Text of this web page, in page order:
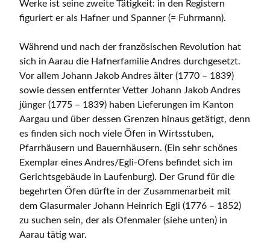
Werke ist seine zweite Tätigkeit: in den Registern
figuriert er als Hafner und Spanner (= Fuhrmann).
Während und nach der französischen Revolution hat
sich in Aarau die Hafnerfamilie Andres durchgesetzt.
Vor allem Johann Jakob Andres älter (1770 – 1839)
sowie dessen entfernter Vetter Johann Jakob Andres
jünger (1775 – 1839) haben Lieferungen im Kanton
Aargau und über dessen Grenzen hinaus getätigt, denn
es finden sich noch viele Öfen in Wirtsstuben,
Pfarrhäusern und Bauernhäusern. (Ein sehr schönes
Exemplar eines Andres/Egli-Ofens befindet sich im
Gerichtsgebäude in Laufenburg). Der Grund für die
begehrten Öfen dürfte in der Zusammenarbeit mit
dem Glasurmaler Johann Heinrich Egli (1776 – 1852)
zu suchen sein, der als Ofenmaler (siehe unten) in
Aarau tätig war.